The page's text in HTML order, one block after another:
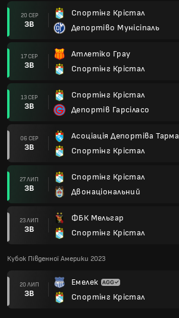
20 СЕР
ЗВ
Спортінг Крістал
Депортіво Мунісіпаль
17 СЕР
ЗВ
Атлетіко Грау
Спортінг Крістал
13 СЕР
ЗВ
Спортінг Крістал
Депортів Гарсіласо
06 СЕР
ЗВ
Асоціація Депортіва Тарма
Спортінг Крістал
27 ЛИП
ЗВ
Спортінг Крістал
Двонаціональний
23 ЛИП
ЗВ
ФБК Мельгар
Спортінг Крістал
Кубок Південної Америки 2023
20 ЛИП
ЗВ
Емелек
Спортінг Крістал